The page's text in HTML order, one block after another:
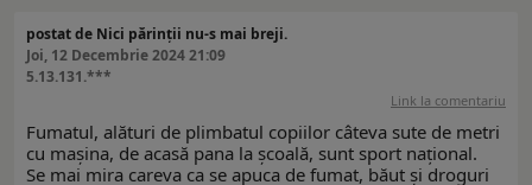
postat de Nici părinții nu-s mai breji.
Joi, 12 Decembrie 2024 21:09
5.13.131.***
Link la comentariu
Fumatul, alături de plimbatul copiilor câteva sute de metri
cu mașina, de acasă pana la școală, sunt sport național.
Se mai mira careva ca se apuca de fumat, băut și droguri